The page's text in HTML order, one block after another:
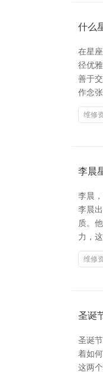
什么
在星
径优
善于
作念
维修
李晨
李晨
李晨
质。
力，
维修
圣诞
圣诞
着如
这两